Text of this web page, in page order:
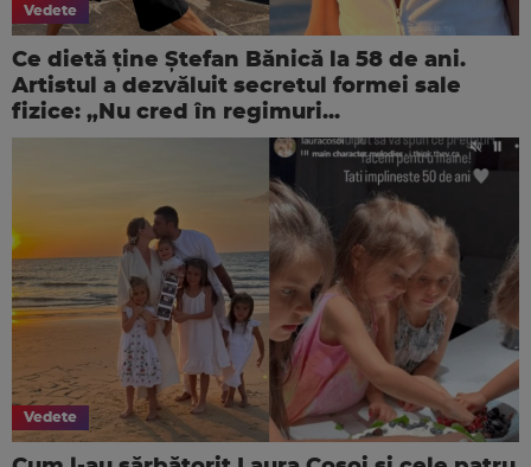
Vedete
Ce dietă ține Ștefan Bănică la 58 de ani.
Artistul a dezvăluit secretul formei sale
fizice: „Nu cred în regimuri...
Vedete